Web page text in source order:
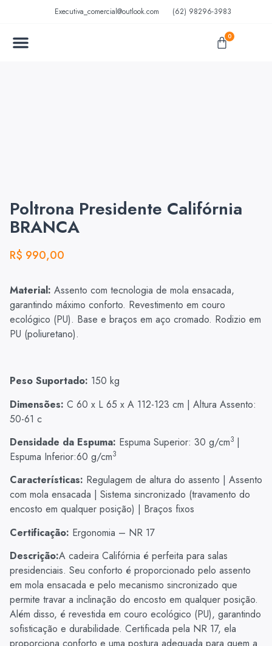
Executiva_comercial@outlook.com (62) 98296-3983
0
Poltrona Presidente Califórnia
BRANCA
R$ 990,00
Material: Assento com tecnologia de mola ensacada,
garantindo máximo conforto. Revestimento em couro
ecológico (PU). Base e braços em aço cromado. Rodizio em
PU (poliuretano).
Peso Suportado: 150 kg
Dimensões: C 60 x L 65 x A 112-123 cm | Altura Assento:
50-61 c
Densidade da Espuma: Espuma Superior: 30 g/cm3 |
Espuma Inferior:60 g/cm3
Características: Regulagem de altura do assento | Assento
com mola ensacada | Sistema sincronizado (travamento do
encosto em qualquer posição) | Braços fixos
Certificação: Ergonomia – NR 17
Descrição:A cadeira Califórnia é perfeita para salas
presidenciais. Seu conforto é proporcionado pelo assento
em mola ensacada e pelo mecanismo sincronizado que
permite travar a inclinação do encosto em qualquer posição.
Além disso, é revestida em couro ecológico (PU), garantindo
sofisticação e durabilidade. Certificada pela NR 17, ela